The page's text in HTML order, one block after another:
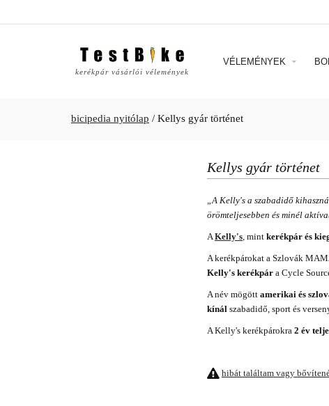
kerékpár vásárlói vélemények
VÉLEMÉNYEK
bicipedia nyitólap / Kellys gyár történet
Kellys gyár történet
„A Kelly's a szabadidő
örömteljesebben és minél
AKelly's, mint kerékpár és
A kerékpárokat a Szlovák
Kelly's kerékpár a Cycle
A név mögött amerikai és
kínál szabadidő, sport és
A Kelly's kerékpárokra 2 év
hibát találtam vagy